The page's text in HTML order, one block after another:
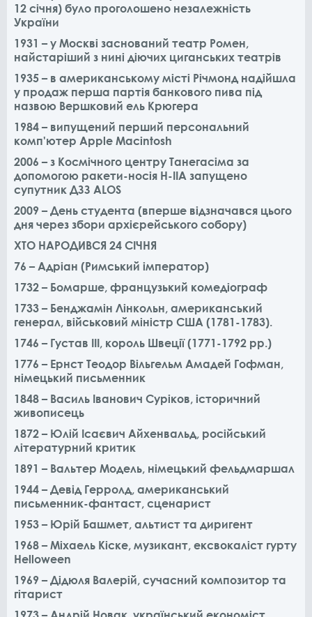
12 січня) було проголошено незалежність
України
1931 – у Москві заснований театр Ромен,
найстаріший з нині діючих циганських театрів
1935 – в американському місті Річмонд надійшла
у продаж перша партія банкового пива під
назвою Вершковий ель Крюгера
1984 – випущений перший персональний
комп'ютер Apple Macintosh
2006 – з Космічного центру Танегасіма за
допомогою ракети-носія H-IIA запущено
супутник ДЗЗ ALOS
2009 – День студента (вперше відзначався цього
дня через збори архієрейського собору)
ХТО НАРОДИВСЯ 24 СІЧНЯ
76 – Адріан (Римський імператор)
1732 – Бомарше, французький комедіограф
1733 – Бенджамін Лінкольн, американський
генерал, військовий міністр США (1781-1783).
1746 – Густав III, король Швеції (1771-1792 рр.)
1776 – Ернст Теодор Вільгельм Амадей Гофман,
німецький письменник
1848 – Василь Іванович Суріков, історичний
живописець
1872 – Юлій Ісаєвич Айхенвальд, російський
літературний критик
1891 – Вальтер Модель, німецький фельдмаршал
1944 – Девід Герролд, американський
письменник-фантаст, сценарист
1953 – Юрій Башмет, альтист та диригент
1968 – Міхаель Кіске, музикант, ексвокаліст гурту
Helloween
1969 – Дідюля Валерій, сучасний композитор та
гітарист